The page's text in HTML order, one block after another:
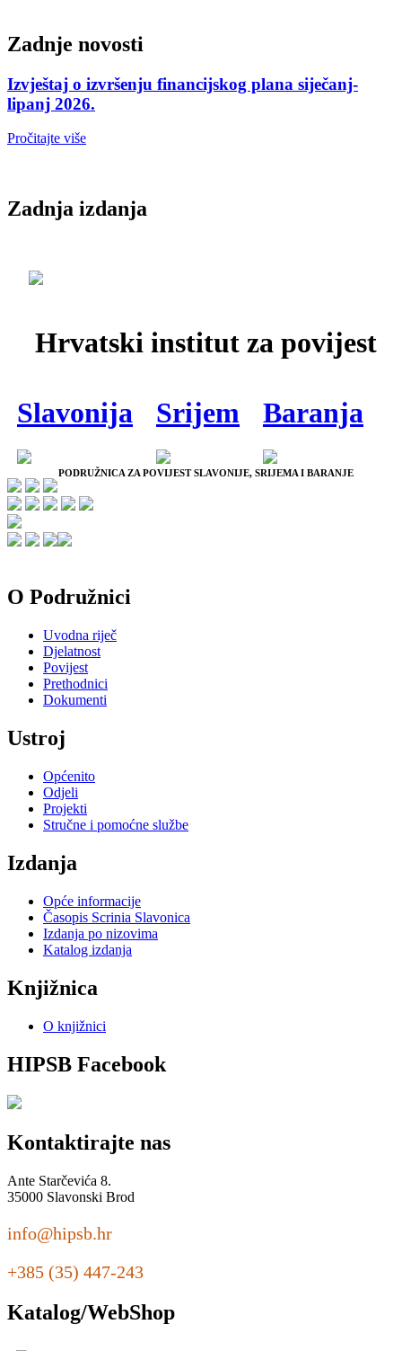
Zadnje novosti
Izvještaj o izvršenju financijskog plana siječanj-
lipanj 2026.
Pročitajte više
Zadnja izdanja
Hrvatski institut za povijest
Slavonija Srijem Baranja
PODRUŽNICA ZA POVIJEST SLAVONIJE, SRIJEMA I BARANJE
O Podružnici
Uvodna riječ
Djelatnost
Povijest
Prethodnici
Dokumenti
Ustroj
Općenito
Odjeli
Projekti
Stručne i pomoćne službe
Izdanja
Opće informacije
Časopis Scrinia Slavonica
Izdanja po nizovima
Katalog izdanja
Knjižnica
O knjižnici
HIPSB Facebook
Kontaktirajte nas
Ante Starčevića 8.
35000 Slavonski Brod
info@hipsb.hr
+385 (35) 447-243
Katalog/WebShop